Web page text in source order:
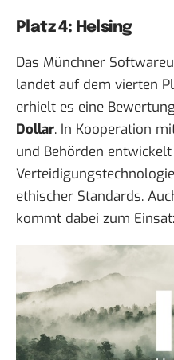
Platz 4: Helsing
Das Münchner
landet auf dem vierten
erhielt es eine
Dollar. In Kooperation
und Behörden
ethischer Standards.
kommt dabei zum